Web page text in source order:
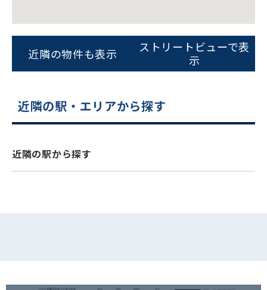
0120-620-213
電話でお問い合わせ
近隣の物件も表示
ストリートビューで表
示
近隣の駅・エリアから探す
近隣の駅から探す